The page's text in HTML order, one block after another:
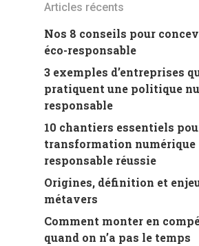
Articles récents
Nos 8 conseils pour
éco-responsable
3 exemples d’entreprises
pratiquent une politique
responsable
10 chantiers essentiels
transformation numérique
responsable réussie
Origines, définition et
métavers
Comment monter en
quand on n’a pas le temps